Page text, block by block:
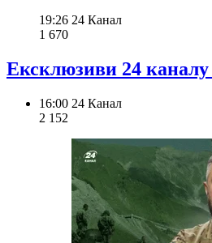
19:26 24 Канал
1 670
Ексклюзиви 24 каналу
16:00 24 Канал
2 152